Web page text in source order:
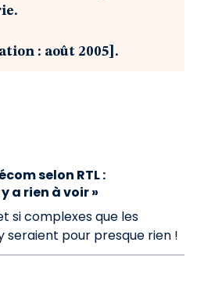
: août 2005].
selon RTL :
a rien à voir »
si complexes que les
seraient pour presque rien !